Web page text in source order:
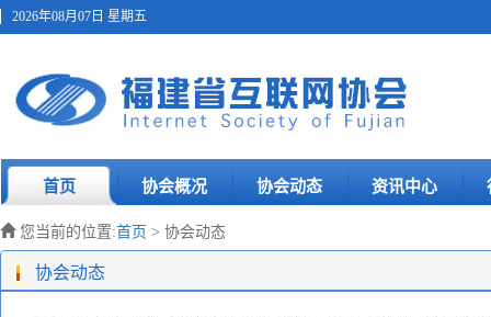
2026年08月07日 星期五
首页 协会概况 协会动态 资讯中心
您当前的位置:首页 > 协会动态
协会动态